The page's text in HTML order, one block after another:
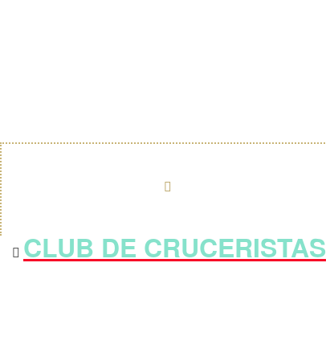
CLUB DE CRUCERISTAS